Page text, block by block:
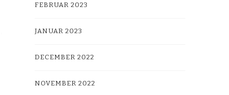
FEBRUAR 2023
JANUAR 2023
DECEMBER 2022
NOVEMBER 2022